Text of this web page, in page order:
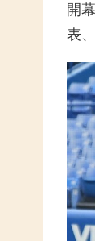
開
表